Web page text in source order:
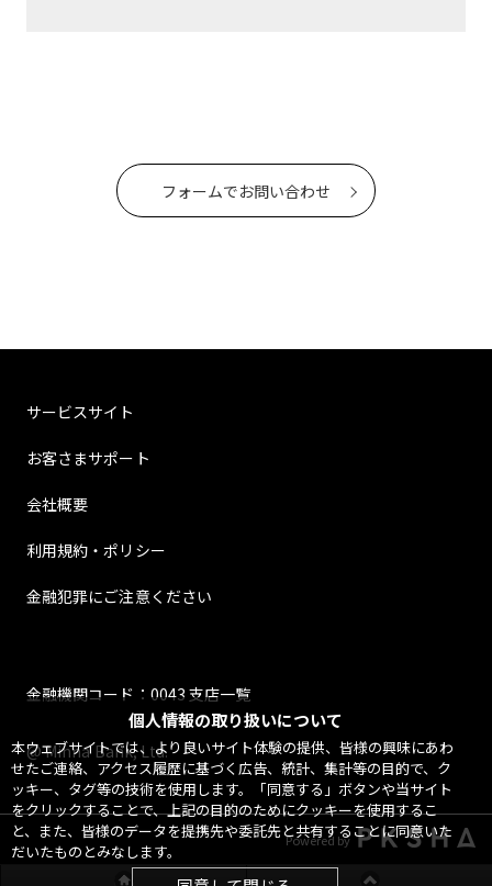
個人情報の取り扱いについて
本ウェブサイトでは、より良いサイト体験の提供、皆様の興味にあわ
せたご連絡、アクセス履歴に基づく広告、統計、集計等の目的で、ク
ッキー、タグ等の技術を使用します。「同意する」ボタンや当サイト
をクリックすることで、上記の目的のためにクッキーを使用するこ
と、また、皆様のデータを提携先や委託先と共有することに同意いた
だいたものとみなします。
フォームでお問い合わせ
サービスサイト
お客さまサポート
会社概要
利用規約・ポリシー
金融犯罪にご注意ください
金融機関コード：0043 支店一覧
@ Minna Bank, Ltd.
Powered by